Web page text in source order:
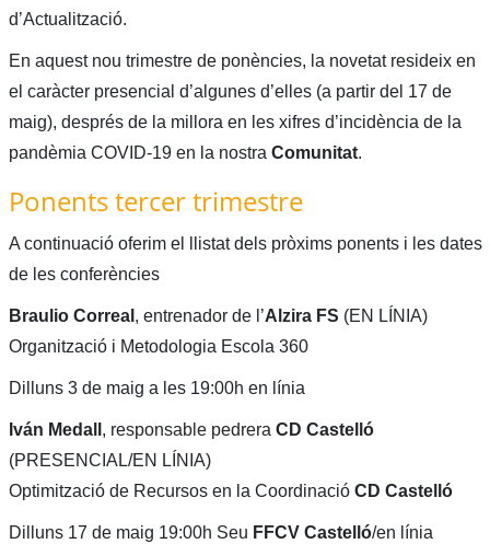
d’Actualització.
En aquest nou trimestre de ponències, la novetat resideix en
el caràcter presencial d’algunes d’elles (a partir del 17 de
maig), després de la millora en les xifres d’incidència de la
pandèmia COVID-19 en la nostra Comunitat.
Ponents tercer trimestre
A continuació oferim el llistat dels pròxims ponents i les dates
de les conferències
Braulio Correal , entrenador de l’Alzira FS (EN LÍNIA)
Organització i Metodologia Escola 360
Dilluns 3 de maig a les 19:00h en línia
Iván Medall , responsable pedrera CD Castelló
(PRESENCIAL/EN LÍNIA)
Optimització de Recursos en la Coordinació CD Castelló
Dilluns 17 de maig 19:00h Seu FFCV Castelló/en línia